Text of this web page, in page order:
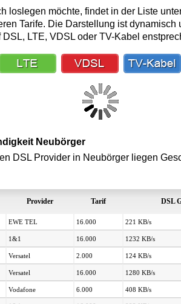
loslegen möchte, findet in der Liste
Tarife. Die Darstellung ist dynamisch
LTE, VDSL oder TV-Kabel
Neubörger
DSL Provider in Neubörger liegen
Provider Tarif DSL
EWE TEL 16.000 221 KB/s
1&1 16.000 1232 KB/s
Versatel 2.000 124 KB/s
Versatel 16.000 1280 KB/s
Vodafone 6.000 408 KB/s